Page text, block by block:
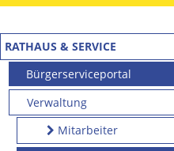
RATHAUS & SERVICE
Bürgerserviceportal
Verwaltung
Mitarbeiter